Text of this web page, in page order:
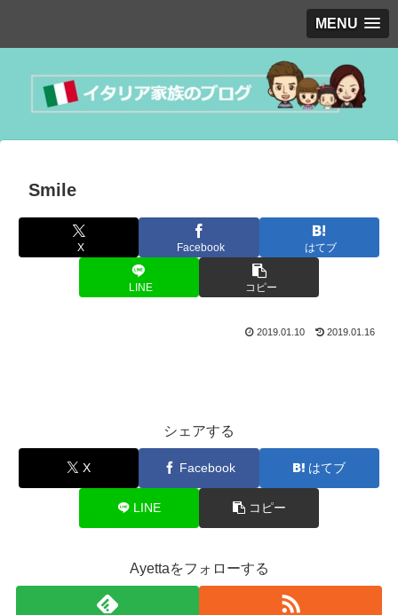
MENU
Smile
X Facebook はてブ
LINE コピー
2019.01.10 2019.01.16
シェアする
X Facebook はてブ
LINE コピー
Ayettaをフォローする